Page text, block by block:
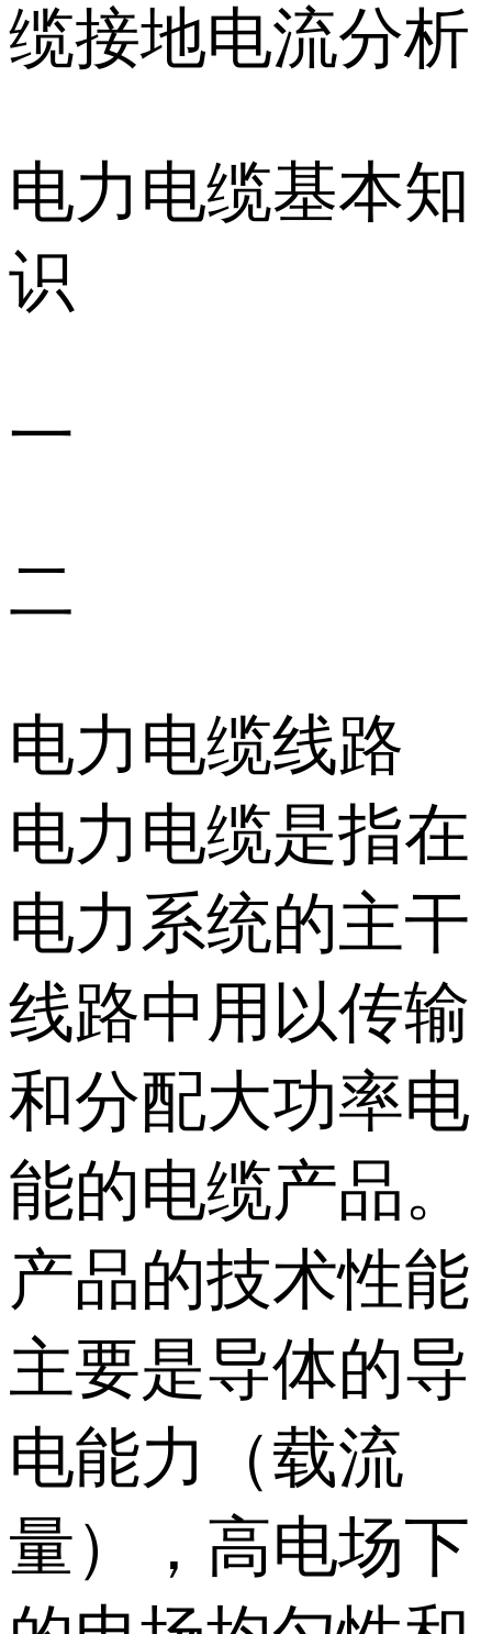
缆接地电流分析
电力电缆基本知
识
一
二
电力电缆线路
电力电缆是指在
电力系统的主干
线路中用以传输
和分配大功率电
能的电缆产品。
产品的技术性能
主要是导体的导
电能力（载流
量），高电场下